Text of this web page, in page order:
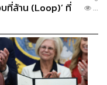
บที่ล้าน (Loop)’ ที่
...